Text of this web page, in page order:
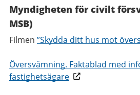
Myndigheten för civilt
MSB)
Filmen ”Skydda ditt hus mot
Översvämning. Faktablad med
fastighetsägare